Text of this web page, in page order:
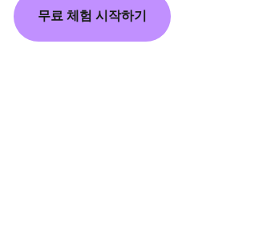
무료 체험 시작하기